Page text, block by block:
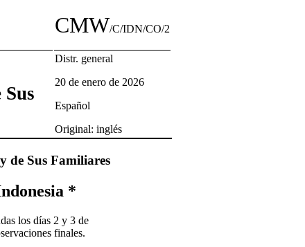
CMW/C/IDN/CO/2
Distr. general
20 de enero de 2026
Español
Original: inglés
de Sus Familiares
*
los días 2 y 3 de
finales.